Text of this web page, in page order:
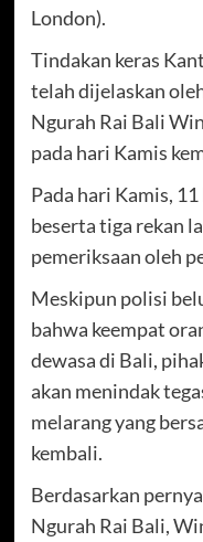
London).
Tindakan keras
telah dijelaskan
Ngurah Rai Bali
pada hari Kamis
Pada hari Kamis,
beserta tiga rekan
pemeriksaan oleh
Meskipun polisi
bahwa keempat
dewasa di Bali,
akan menindak
melarang yang
kembali.
Berdasarkan
Ngurah Rai Bali,